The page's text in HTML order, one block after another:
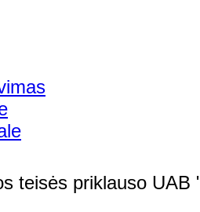
teisės priklauso UAB